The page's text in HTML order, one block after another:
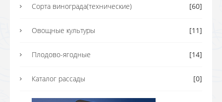
Сорта винограда(технические) [60]
Овощные культуры [11]
Плодово-ягодные [14]
Каталог рассады [0]